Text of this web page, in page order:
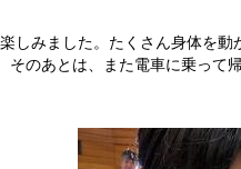
みました。たくさん身体を動
のあとは、また電車に乗って帰